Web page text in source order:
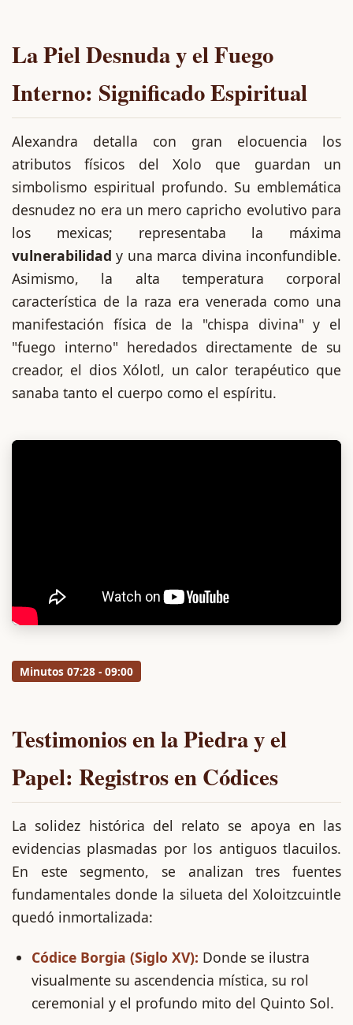
La Piel Desnuda y el Fuego
Interno: Significado Espiritual
Alexandra detalla con gran elocuencia los
atributos físicos del Xolo que guardan un
simbolismo espiritual profundo. Su emblemática
desnudez no era un mero capricho evolutivo para
los mexicas; representaba la máxima
vulnerabilidad y una marca divina inconfundible.
Asimismo, la alta temperatura corporal
característica de la raza era venerada como una
manifestación física de la "chispa divina" y el
"fuego interno" heredados directamente de su
creador, el dios Xólotl, un calor terapéutico que
sanaba tanto el cuerpo como el espíritu.
Minutos 07:28 - 09:00
Testimonios en la Piedra y el
Papel: Registros en Códices
La solidez histórica del relato se apoya en las
evidencias plasmadas por los antiguos tlacuilos.
En este segmento, se analizan tres fuentes
fundamentales donde la silueta del Xoloitzcuintle
quedó inmortalizada:
Códice Borgia (Siglo XV): Donde se ilustra
visualmente su ascendencia mística, su rol
ceremonial y el profundo mito del Quinto Sol.